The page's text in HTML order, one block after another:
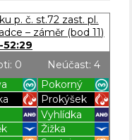
p. č. st.72 zast. pl.
– záměr (bod 11)
52:29
0
Neúčast: 4
Pokorný
Prokýšek
Vyhlídka
Žižka